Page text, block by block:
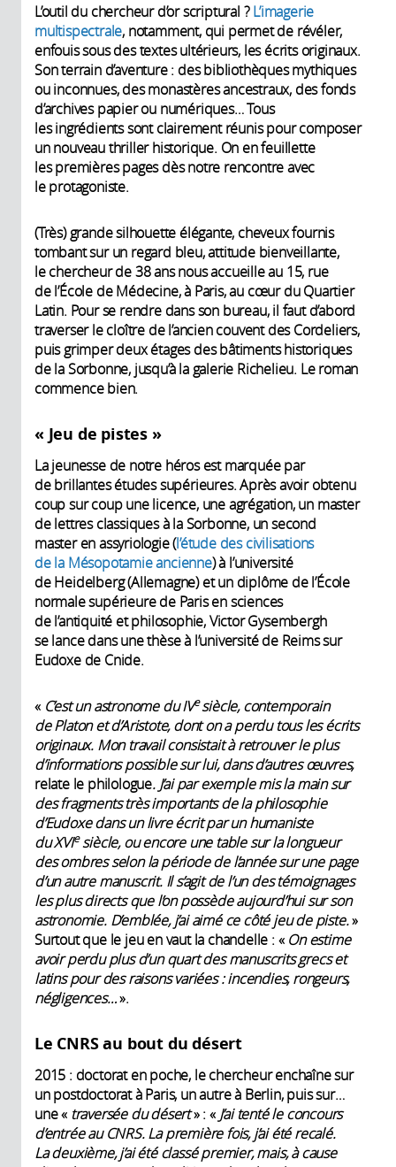
L’outil du chercheur d’or scriptural ?L’imagerie
multispectrale, notamment, qui permet de révéler,
enfouis sous des textes ultérieurs, les écrits originaux.
Son terrain d’aventure : des bibliothèques mythiques
ou inconnues, des monastères ancestraux, des fonds
d’archives papier ou numériques… Tous
les ingrédients sont clairement réunis pour composer
un nouveau thriller historique. On en feuillette
les premières pages dès notre rencontre avec
le protagoniste.
(Très) grande silhouette élégante, cheveux fournis
tombant sur un regard bleu, attitude bienveillante,
le chercheur de 38 ans nous accueille au 15, rue
de l’École de Médecine, à Paris, au cœur du Quartier
Latin. Pour se rendre dans son bureau, il faut d’abord
traverser le cloître de l’ancien couvent des Cordeliers,
puis grimper deux étages des bâtiments historiques
de la Sorbonne, jusqu’à la galerie Richelieu. Le roman
commence bien.
« Jeu de pistes »
La jeunesse de notre héros est marquée par
de brillantes études supérieures. Après avoir obtenu
coup sur coup une licence, une agrégation, un master
de lettres classiques à la Sorbonne, un second
master en assyriologie (l’étude des civilisations
de la Mésopotamie ancienne) à l’université
de Heidelberg (Allemagne) et un diplôme de l’École
normale supérieure de Paris en sciences
de l’antiquité et philosophie, Victor Gysembergh
se lance dans une thèse à l’université de Reims sur
Eudoxe de Cnide.
« C’est un astronome du IVesiècle, contemporain
de Platon et d’Aristote, dont on a perdu tous les écrits
originaux. Mon travail consistait à retrouver le plus
d’informations possible sur lui, dans d’autres œuvres,
relate le philologue. J’ai par exemple mis la main sur
des fragments très importants de la philosophie
d’Eudoxe dans un livre écrit par un humaniste
du XVIesiècle, ou encore une table sur la longueur
des ombres selon la période de l’année sur une page
d’un autre manuscrit. Il s’agit de l’un des témoignages
les plus directs que l’on possède aujourd’hui sur son
astronomie. D’emblée, j’ai aimé ce côté jeu de piste.»
Surtout que le jeu en vaut la chandelle : « On estime
avoir perdu plus d’un quart des manuscrits grecs et
latins pour des raisons variées : incendies, rongeurs,
négligences…».
Le CNRS au bout du désert
2015 : doctorat en poche, le chercheur enchaîne sur
un postdoctorat à Paris, un autre à Berlin, puis sur…
une « traversée du désert» : « J’ai tenté le concours
d’entrée au CNRS. La première fois, j’ai été recalé.
La deuxième, j’ai été classé premier, mais, à cause